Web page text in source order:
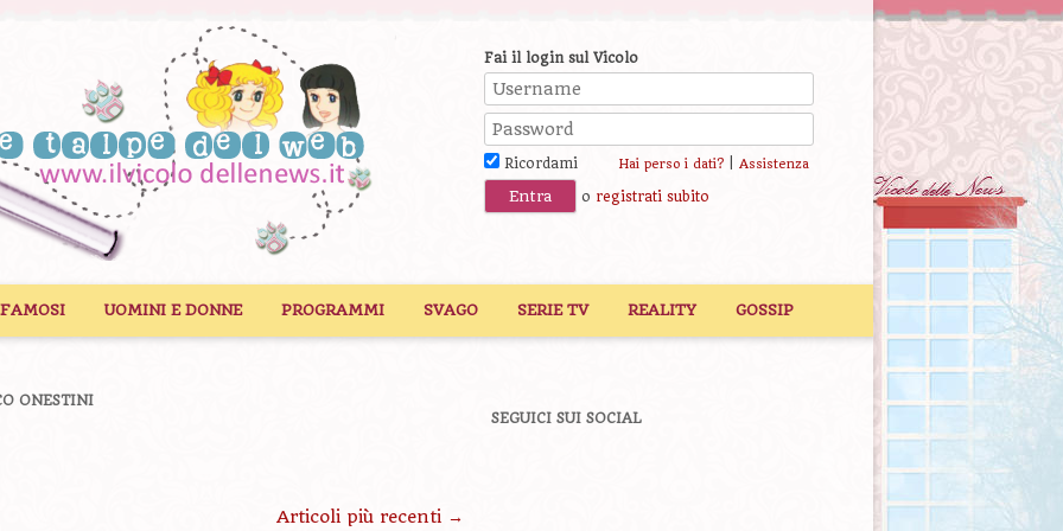
Fai il login sul Vicolo
Ricordami Hai perso i dati?| Assistenza
o registrati subito
UOMINI E DONNE PROGRAMMI SVAGO SERIE TV REALITY GOSSIP
ONESTINI
Articoli più recenti →
SEGUICI SUI SOCIAL